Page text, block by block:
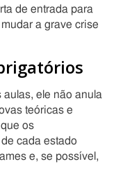
de entrada para
a grave crise
ele não anula
teóricas e
os
de cada estado
e, se possível,